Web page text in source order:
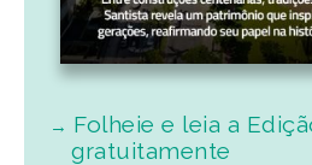
Folheie e leia a
gratuitamente